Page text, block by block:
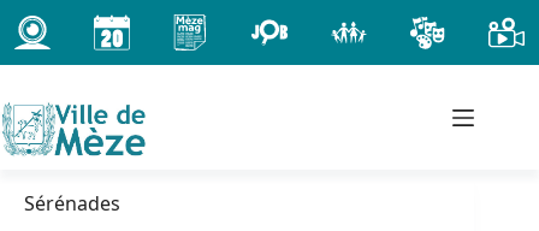
Passer
au
contenu
Sérénades